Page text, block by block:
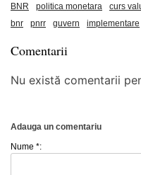
BNR
politica monetara curs
bnr
pnrr guvern implementare
Comentarii
Nu există comentarii
Adauga un comentariu
Nume *: